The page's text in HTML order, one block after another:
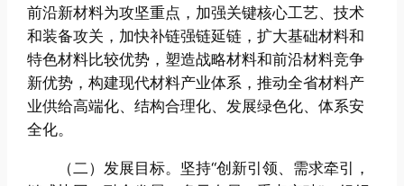
前沿新材料为攻坚重点，加强关键核心工艺、技术
和装备攻关，加快补链强链延链，扩大基础材料和
特色材料比较优势，塑造战略材料和前沿材料竞争
新优势，构建现代材料产业体系，推动全省材料产
业供给高端化、结构合理化、发展绿色化、体系安
全化。
（二）发展目标。坚持“创新引领、需求牵引，